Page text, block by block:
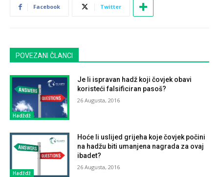
Facebook Twitter
POVEZANI ČLANCI
Hadždž
Je li ispravan hadž koji čovjek obavi
koristeći falsificiran pasoš?
26 Augusta, 2016
Hadždž
Hoće li uslijed grijeha koje čovjek počini
na hadžu biti umanjena nagrada za ovaj
ibadet?
26 Augusta, 2016